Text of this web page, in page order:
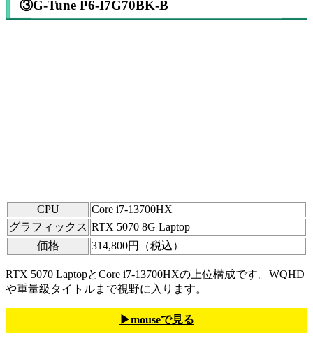
③G-Tune P6-I7G70BK-B
CPU
Core i7-13700HX
グラフィックス RTX 5070 8G Laptop
価格
314,800円（税込）
RTX 5070 LaptopとCore i7-13700HXの上位構成です。WQHD
や重量級タイトルまで視野に入ります。
▶mouseで見る